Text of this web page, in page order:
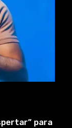
para